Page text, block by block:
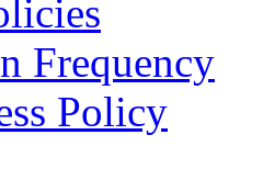
Frequency
Policy